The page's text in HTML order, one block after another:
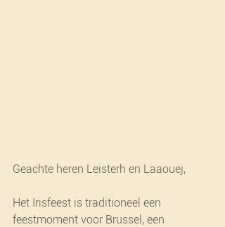
Geachte heren Leisterh en Laaouej,
Het Irisfeest is traditioneel een
feestmoment voor Brussel, een